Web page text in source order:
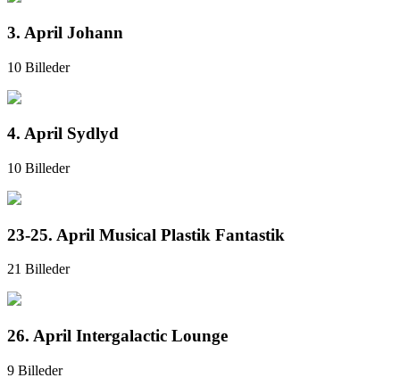
3. April Johann
10 Billeder
4. April Sydlyd
10 Billeder
23-25. April Musical Plastik Fantastik
21 Billeder
26. April Intergalactic Lounge
9 Billeder